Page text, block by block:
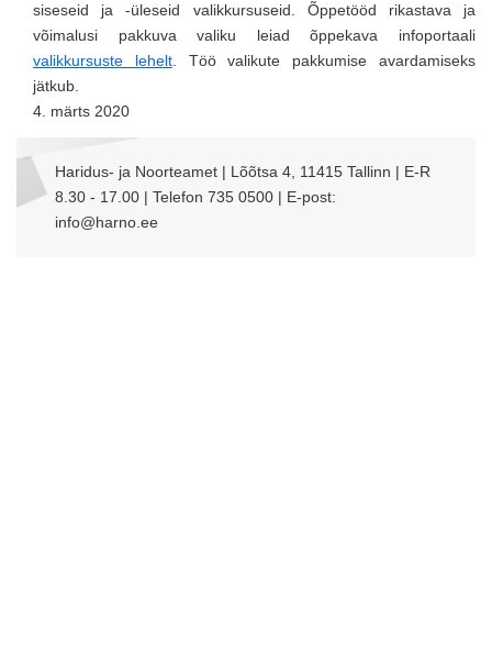
siseseid ja -üleseid valikkursuseid. Õppetööd rikastava ja
võimalusi pakkuva valiku leiad õppekava infoportaali
valikkursuste lehelt. Töö valikute pakkumise avardamiseks
jätkub.
4. märts 2020
Haridus- ja Noorteamet | Lõõtsa 4, 11415 Tallinn | E-R
8.30 - 17.00 | Telefon 735 0500 | E-post:
info@harno.ee